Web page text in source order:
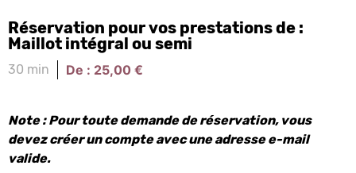
Réservation pour vos prestations de :
Maillot intégral ou semi
30 min De : 25,00 €
Note : Pour toute demande de réservation, vous
devez créer un compte avec une adresse e-mail
valide.